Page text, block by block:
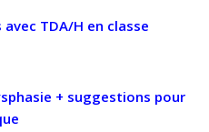
avec TDA/H en classe
+ suggestions pour